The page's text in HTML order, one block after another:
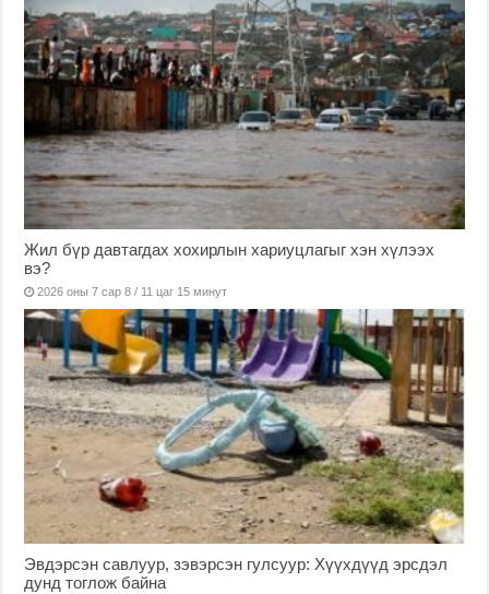
Жил бүр давтагдах хохирлын хариуцлагыг хэн хүлээх
вэ?
2026 оны 7 сар 8 / 11 цаг 15 минут
Эвдэрсэн савлуур, зэвэрсэн гулсуур: Хүүхдүүд эрсдэл
дунд тоглож байна